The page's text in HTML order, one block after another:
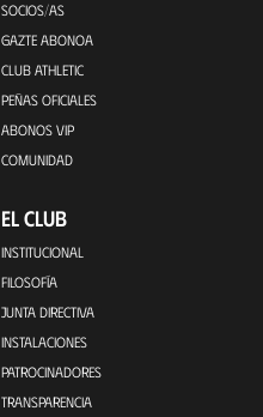
SOCIOS/AS
GAZTE ABONOA
CLUB ATHLETIC
PEÑAS OFICIALES
ABONOS VIP
COMUNIDAD
EL CLUB
INSTITUCIONAL
FILOSOFÍA
JUNTA DIRECTIVA
INSTALACIONES
PATROCINADORES
TRANSPARENCIA